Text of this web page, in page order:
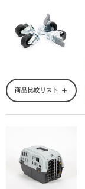
商品比較リスト